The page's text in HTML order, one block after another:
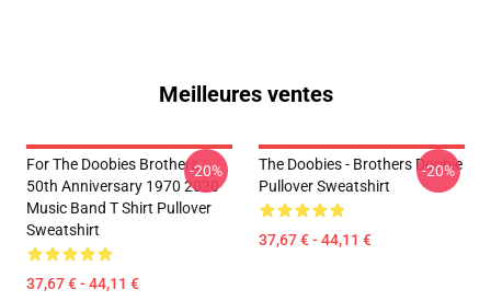
Meilleures ventes
For The Doobies Brothers
50th Anniversary 1970 2020
Music Band T Shirt Pullover
Sweatshirt
37,67 € - 44,11 €
-20%
The Doobies - Brothers Doobie
Pullover Sweatshirt
37,67 € - 44,11 €
-20%